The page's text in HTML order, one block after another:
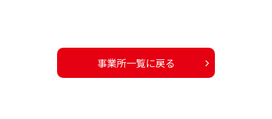
事業所一覧に戻る